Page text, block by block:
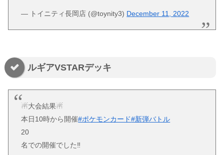
— トイニティ長岡店 (@toynity3) December 11, 2022
ルギアVSTARデッキ
☃大会結果☃
本日10時から開催#ポケモンカード#新弾バトル
20
名での開催でした‼️